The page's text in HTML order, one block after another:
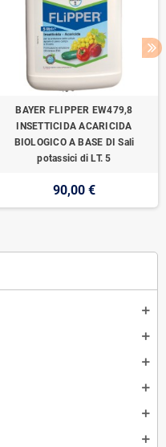
BAYER FLIPPER EW479,8
INSETTICIDA ACARICIDA
BIOLOGICO A BASE DI Sali
potassici di LT. 5
90,00 €